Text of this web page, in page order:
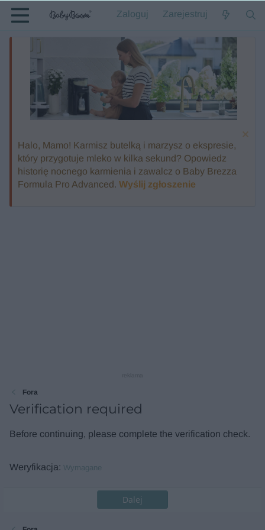
Zaloguj Zarejestruj
Halo, Mamo! Karmisz butelką i marzysz o ekspresie,
który przygotuje mleko w kilka sekund? Opowiedz
historię nocnego karmienia i zawalcz o Baby Brezza
Formula Pro Advanced. Wyślij zgłoszenie
Fora
Verification required
Before continuing, please complete the verification check.
Weryfikacja Wymagane
Dalej